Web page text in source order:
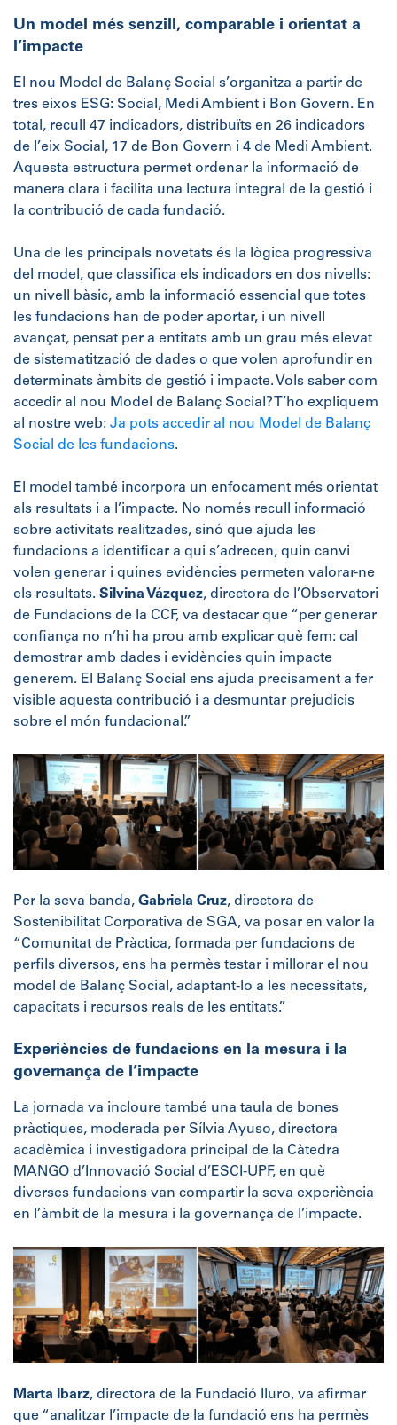
Un model més senzill, comparable i orientat a
l’impacte
El nou Model de Balanç Social s’organitza a partir de
tres eixos ESG: Social, Medi Ambient i Bon Govern. En
total, recull 47 indicadors, distribuïts en 26 indicadors
de l’eix Social, 17 de Bon Govern i 4 de Medi Ambient.
Aquesta estructura permet ordenar la informació de
manera clara i facilita una lectura integral de la gestió i
la contribució de cada fundació.
Una de les principals novetats és la lògica progressiva
del model, que classifica els indicadors en dos nivells:
un nivell bàsic, amb la informació essencial que totes
les fundacions han de poder aportar, i un nivell
avançat, pensat per a entitats amb un grau més elevat
de sistematització de dades o que volen aprofundir en
determinats àmbits de gestió i impacte. Vols saber com
accedir al nou Model de Balanç Social? T’ho expliquem
al nostre web: Ja pots accedir al nou Model de Balanç
Social de les fundacions.
El model també incorpora un enfocament més orientat
als resultats i a l’impacte. No només recull informació
sobre activitats realitzades, sinó que ajuda les
fundacions a identificar a qui s’adrecen, quin canvi
volen generar i quines evidències permeten valorar-ne
els resultats. Silvina Vázquez, directora de l’Observatori
de Fundacions de la CCF, va destacar que “per generar
confiança no n’hi ha prou amb explicar què fem: cal
demostrar amb dades i evidències quin impacte
generem. El Balanç Social ens ajuda precisament a fer
visible aquesta contribució i a desmuntar prejudicis
sobre el món fundacional.”
Per la seva banda, Gabriela Cruz, directora de
Sostenibilitat Corporativa de SGA, va posar en valor la
“Comunitat de Pràctica, formada per fundacions de
perfils diversos, ens ha permès testar i millorar el nou
model de Balanç Social, adaptant-lo a les necessitats,
capacitats i recursos reals de les entitats.”
Experiències de fundacions en la mesura i la
governança de l’impacte
La jornada va incloure també una taula de bones
pràctiques, moderada per Sílvia Ayuso, directora
acadèmica i investigadora principal de la Càtedra
MANGO d’Innovació Social d’ESCI-UPF, en què
diverses fundacions van compartir la seva experiència
en l’àmbit de la mesura i la governança de l’impacte.
Marta Ibarz, directora de la Fundació Iluro, va afirmar
que “analitzar l’impacte de la fundació ens ha permès